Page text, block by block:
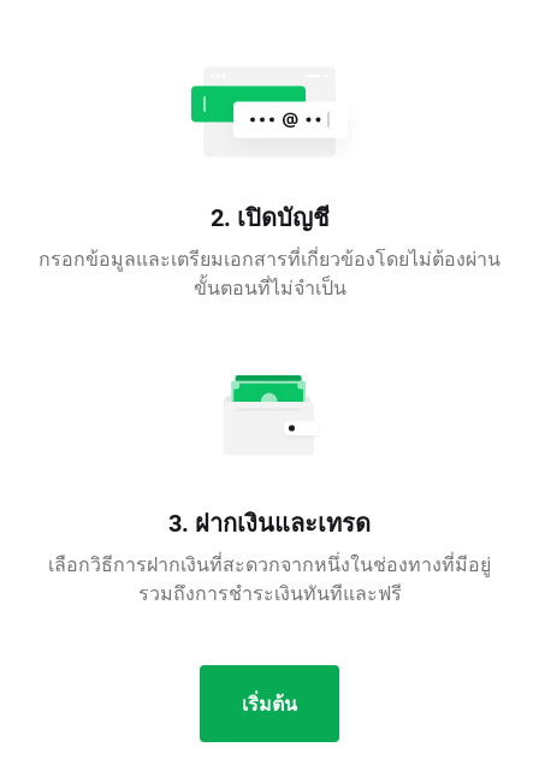
2. เปิดบัญชี
กรอกข้อมูลและเตรียมเอกสารที่เกี่ยวข้องโดยไม่ต้องผ่าน
ขั้นตอนที่ไม่จำเป็น
3. ฝากเงินและเทรด
เลือกวิธีการฝากเงินที่สะดวกจากหนึ่งในช่องทางที่มีอยู่
รวมถึงการชำระเงินทันทีและฟรี
เริ่มต้น